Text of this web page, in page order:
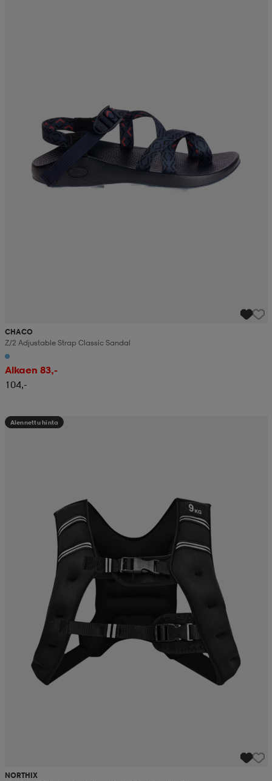
CHACO
Z/2 Adjustable Strap Classic Sandal
Alkaen 83,-
104,-
Alennettu hinta
NORTHIX